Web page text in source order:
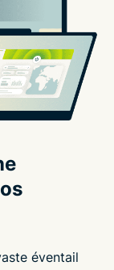
éventail